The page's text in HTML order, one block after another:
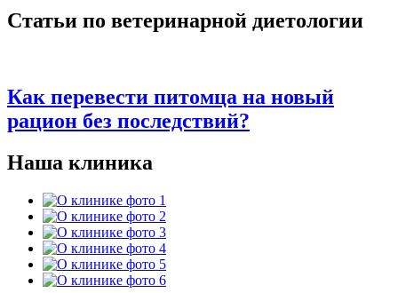
Статьи по ветеринарной диетологии
Как перевести питомца на новый
рацион без последствий?
Наша клиника